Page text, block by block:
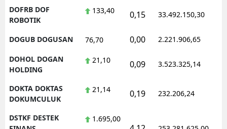
DOFRB DOF
ROBOTIK
133,40 0,15 33.492.150,30
DOGUB DOGUSAN 76,70 0,00 2.221.906,65
DOHOL DOGAN
HOLDING
21,10 0,09 3.523.325,14
DOKTA DOKTAS
DOKUMCULUK
21,14 0,19 232.206,24
DSTKF DESTEK
1.695,00